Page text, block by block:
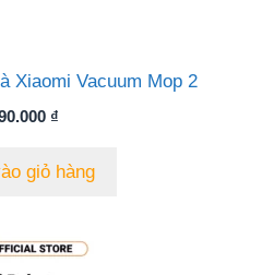
Xiaomi Vacuum Mop 2
₫
giỏ hàng